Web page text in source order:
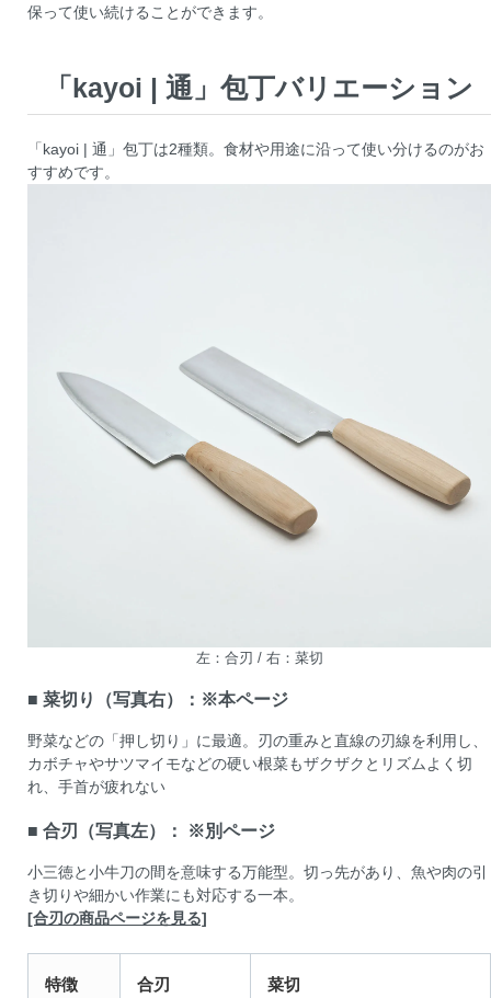
保って使い続けることができます。
「kayoi | 通」包丁バリエーション
「kayoi | 通」包丁は2種類。食材や用途に沿って使い分けるのがお
すすめです。
左：合刃 / 右：菜切
■ 菜切り（写真右）：※本ページ
野菜などの「押し切り」に最適。刃の重みと直線の刃線を利用し、
カボチャやサツマイモなどの硬い根菜もザクザクとリズムよく切
れ、手首が疲れない
■ 合刃（写真左）： ※別ページ
小三徳と小牛刀の間を意味する万能型。切っ先があり、魚や肉の引
き切りや細かい作業にも対応する一本。
[合刃の商品ページを見る]
特徴 合刃 菜切